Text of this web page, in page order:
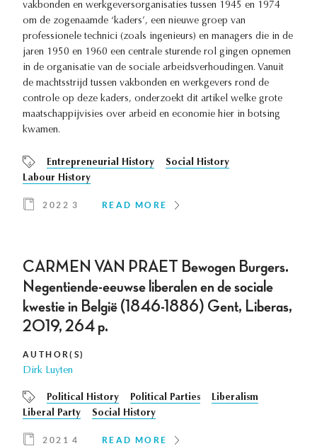
vakbonden en werkgeversorganisaties tussen 1945 en 1974
om de zogenaamde ‘kaders’, een nieuwe groep van
professionele technici (zoals ingenieurs) en managers die in de
jaren 1950 en 1960 een centrale sturende rol gingen opnemen
in de organisatie van de sociale arbeidsverhoudingen. Vanuit
de machtsstrijd tussen vakbonden en werkgevers rond de
controle op deze kaders, onderzoekt dit artikel welke grote
maatschappijvisies over arbeid en economie hier in botsing
kwamen.
Entrepreneurial History
Social History
Labour History
2022 3 READ MORE
CARMEN VAN PRAET Bewogen Burgers.
Negentiende-eeuwse liberalen en de sociale
kwestie in België (1846-1886) Gent, Liberas,
2019, 264 p.
AUTHOR(S)
Dirk Luyten
Political History Political Parties
Liberalism
Liberal Party
Social History
2021 4 READ MORE